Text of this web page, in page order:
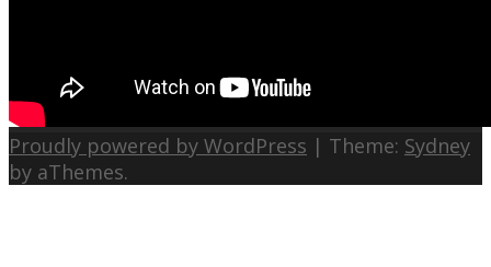
Proudly powered by WordPress | Theme: Sydney
by aThemes.